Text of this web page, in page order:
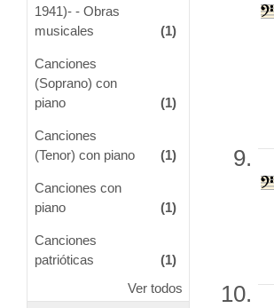
1941)- - Obras
musicales
(1)
Canciones
(Soprano) con
piano
(1)
Canciones
(Tenor) con piano
(1)
Canciones con
piano
(1)
Canciones
patrióticas
(1)
Ver todos